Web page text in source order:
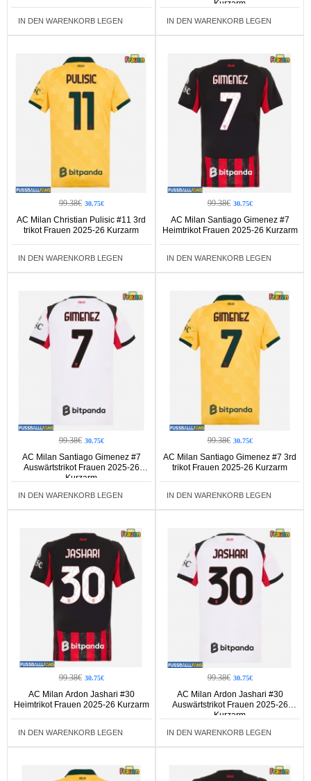
IN DEN WARENKORB LEGEN
Kurzarm
IN DEN WARENKORB LEGEN
99.38€ 30.75€
AC Milan Christian Pulisic #11 3rd
trikot Frauen 2025-26 Kurzarm
IN DEN WARENKORB LEGEN
99.38€ 30.75€
AC Milan Santiago Gimenez #7
Heimtrikot Frauen 2025-26 Kurzarm
IN DEN WARENKORB LEGEN
99.38€ 30.75€
AC Milan Santiago Gimenez #7
Auswärtstrikot Frauen 2025-26
Kurzarm
IN DEN WARENKORB LEGEN
99.38€ 30.75€
AC Milan Santiago Gimenez #7 3rd
trikot Frauen 2025-26 Kurzarm
IN DEN WARENKORB LEGEN
99.38€ 30.75€
AC Milan Ardon Jashari #30
Heimtrikot Frauen 2025-26 Kurzarm
IN DEN WARENKORB LEGEN
99.38€ 30.75€
AC Milan Ardon Jashari #30
Auswärtstrikot Frauen 2025-26
Kurzarm
IN DEN WARENKORB LEGEN